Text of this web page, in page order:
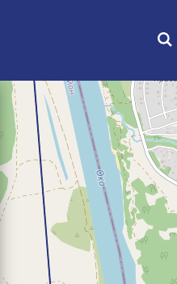
События и новости за 2019 год